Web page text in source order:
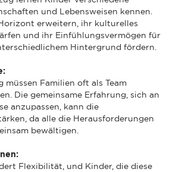
und Lebensweisen kennen.
erweitern, ihr kulturelles
und ihr Einfühlungsvermögen für
Hintergrund fördern.
müssen Familien oft als Team
Die gemeinsame Erfahrung, sich an
anzupassen, kann die
da alle die Herausforderungen
bewältigen.
Flexibilität, und Kinder, die diese